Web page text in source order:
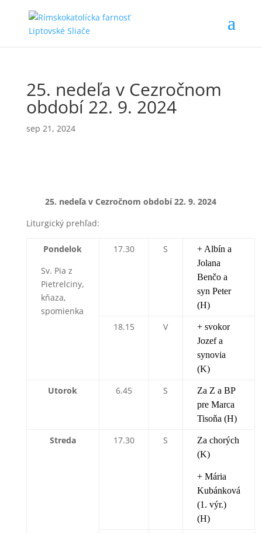
25. nedeľa v Cezročnom
období 22. 9. 2024
sep 21, 2024
25. nedeľa v Cezročnom období 22. 9. 2024
Liturgický prehľad:
Pondelok
Sv. Pia z
Pietrelciny,
kňaza,
spomienka
17.30 S
+ Albín a
Jolana
Benčo a
syn Peter
(H)
18.15 V
+ svokor
Jozef a
synovia
(K)
Utorok 6.45 S
Za Z a BP
pre Marca
Tisoňa (H)
Streda 17.30 S
Za chorých
(K)
+ Mária
Kubánková
(1. výr.)
(H)